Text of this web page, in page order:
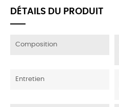
DÉTAILS DU PRODUIT
Composition
Entretien